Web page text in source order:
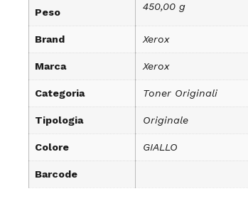
Peso 450,00 g
Brand Xerox
Marca Xerox
Categoria Toner Originali
Tipologia Originale
Colore GIALLO
Barcode